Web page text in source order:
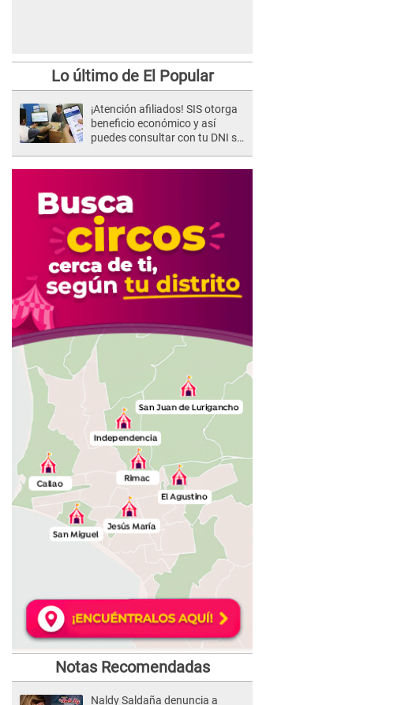
Lo último de El Popular
¡Atención afiliados! SIS otorga
beneficio económico y así
puedes consultar con tu DNI si
Notas Recomendadas
Naldy Saldaña denuncia a